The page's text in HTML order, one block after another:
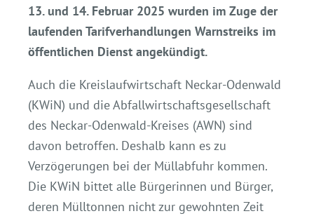
13. und 14. Februar 2025 wurden im Zuge der
laufenden Tarifverhandlungen Warnstreiks im
öffentlichen Dienst angekündigt.
Auch die Kreislaufwirtschaft Neckar-Odenwald
(KWiN) und die Abfallwirtschaftsgesellschaft
des Neckar-Odenwald-Kreises (AWN) sind
davon betroffen. Deshalb kann es zu
Verzögerungen bei der Müllabfuhr kommen.
Die KWiN bittet alle Bürgerinnen und Bürger,
deren Mülltonnen nicht zur gewohnten Zeit